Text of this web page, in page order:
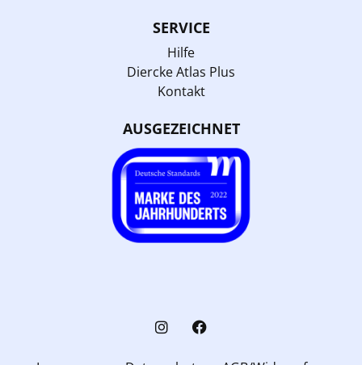
SERVICE
Hilfe
Diercke Atlas Plus
Kontakt
AUSGEZEICHNET